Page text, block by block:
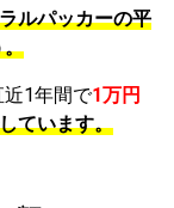
ルパッカーの平
。
近1年間で1万円
ています。